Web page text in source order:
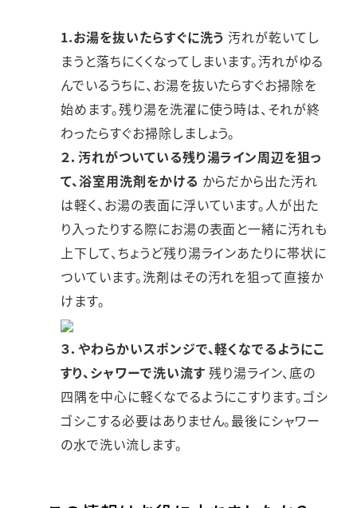
1.お湯を抜いたらすぐに洗う 汚れが乾いてし
まうと落ちにくくなってしまいます。汚れがゆる
んでいるうちに、お湯を抜いたらすぐお掃除を
始めます。残り湯を洗濯に使う時は、それが終
わったらすぐお掃除しましょう。
２．汚れがついている残り湯ライン周辺を狙っ
て、浴室用洗剤をかける からだから出た汚れ
は軽く、お湯の表面に浮いています。人が出た
り入ったりする際にお湯の表面と一緒に汚れも
上下して、ちょうど残り湯ラインあたりに帯状に
ついています。洗剤はその汚れを狙って直接か
けます。
３．やわらかいスポンジで、軽くなでるようにこ
すり、シャワーで洗い流す 残り湯ライン、底の
四隅を中心に軽くなでるようにこすります。ゴシ
ゴシこする必要はありません。最後にシャワー
の水で洗い流します。